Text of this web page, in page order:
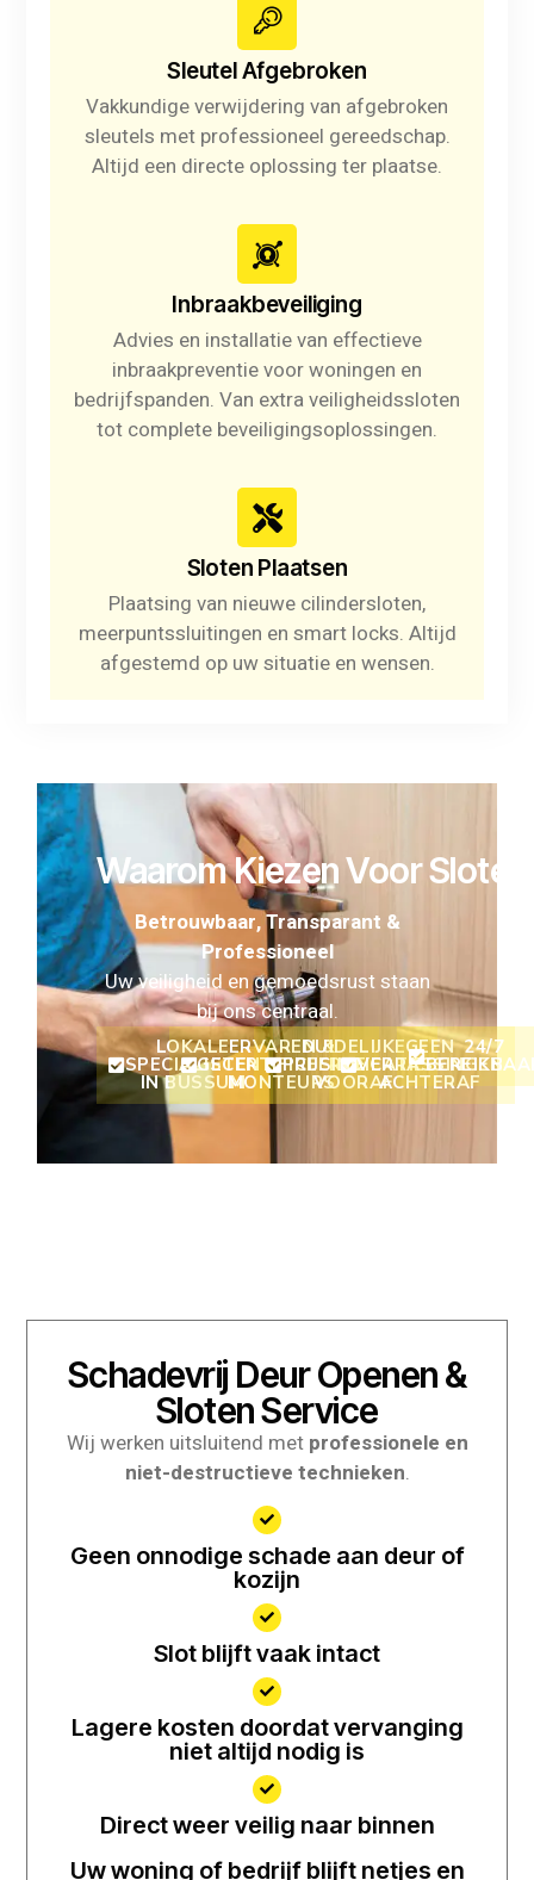
Sleutel Afgebroken
Vakkundige verwijdering van afgebroken
sleutels met professioneel gereedschap.
Altijd een directe oplossing ter plaatse.
Inbraakbeveiliging
Advies en installatie van effectieve
inbraakpreventie voor woningen en
bedrijfspanden. Van extra veiligheidssloten
tot complete beveiligingsoplossingen.
Sloten Plaatsen
Plaatsing van nieuwe cilindersloten,
meerpuntssluitingen en smart locks. Altijd
afgestemd op uw situatie en wensen.
Waarom Kiezen Voor
Betrouwbaar, Transparant &
Professioneel
Uw veiligheid en gemoedsrust staan
bij ons centraal.
LOKALE
SPECIALISTEN
IN BUSSUM
ERVAREN &
GECERTIFICEERDE
MONTEURS
DUIDELIJKE
PRIJSINDICATIE
VOORAF
GEEN
VERRASSINGEN
ACHTERAF
24/7
Schadevrij Deur Openen &
Sloten Service
Wij werken uitsluitend met professionele en
niet-destructieve technieken.
Geen onnodige schade aan deur of
kozijn
Slot blijft vaak intact
Lagere kosten doordat vervanging
niet altijd nodig is
Direct weer veilig naar binnen
Uw woning of bedrijf blijft netjes en